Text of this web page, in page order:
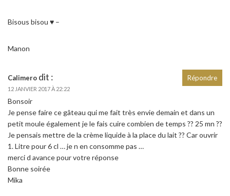
Bisous bisou ♥ –
Manon
Calimero dit :
12 JANVIER 2017 À 22:22
Bonsoir
Je pense faire ce gâteau qui me fait très envie demain et dans un
petit moule également je le fais cuire combien de temps ?? 25 mn ??
Je pensais mettre de la crème liquide à la place du lait ?? Car ouvrir
1. Litre pour 6 cl … je n en consomme pas …
merci d avance pour votre réponse
Bonne soirée
Mika
Répondre